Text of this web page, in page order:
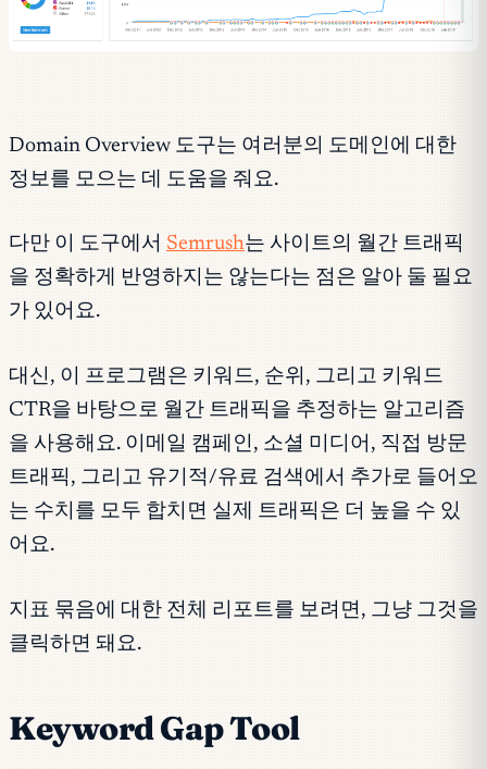
Domain Overview 도구는 여러분의 도메인에 대한
정보를 모으는 데 도움을 줘요.
다만 이 도구에서 Semrush는 사이트의 월간 트래픽
을 정확하게 반영하지는 않는다는 점은 알아 둘 필요
가 있어요.
대신, 이 프로그램은 키워드, 순위, 그리고 키워드
CTR을 바탕으로 월간 트래픽을 추정하는 알고리즘
을 사용해요. 이메일 캠페인, 소셜 미디어, 직접 방문
트래픽, 그리고 유기적/유료 검색에서 추가로 들어오
는 수치를 모두 합치면 실제 트래픽은 더 높을 수 있
어요.
지표 묶음에 대한 전체 리포트를 보려면, 그냥 그것을
클릭하면 돼요.
Keyword Gap Tool